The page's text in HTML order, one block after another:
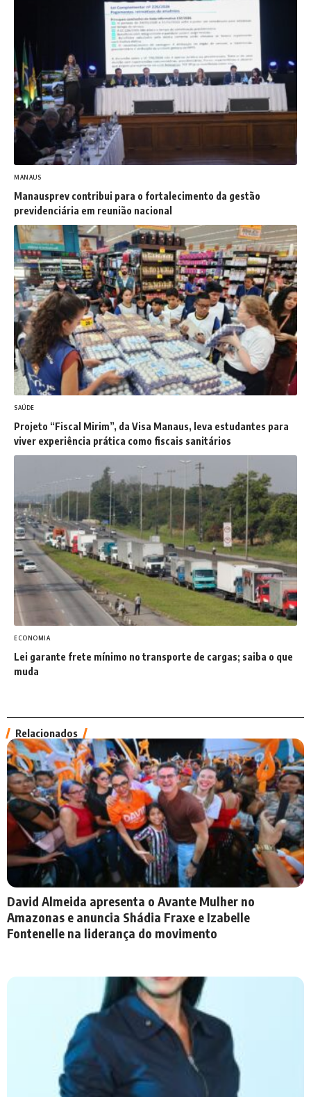
MANAUS
Manausprev contribui para o fortalecimento da gestão
previdenciária em reunião nacional
SAÚDE
Projeto “Fiscal Mirim”, da Visa Manaus, leva estudantes para
viver experiência prática como fiscais sanitários
ECONOMIA
Lei garante frete mínimo no transporte de cargas; saiba o que
muda
Relacionados
David Almeida apresenta o Avante Mulher no
Amazonas e anuncia Shádia Fraxe e Izabelle
Fontenelle na liderança do movimento